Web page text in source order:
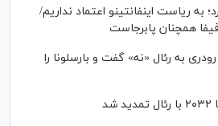
به ریاست اینفانتینو اعتماد نداریم/
همچنان پابرجاست
رودری به رئال «نه» گفت و بارسلونا را